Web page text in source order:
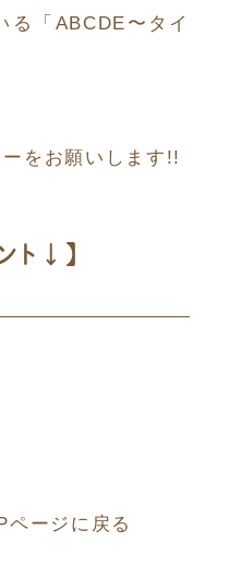
る「ABCDE〜タイ
をお願いします!!
ト↓】
ージに戻る